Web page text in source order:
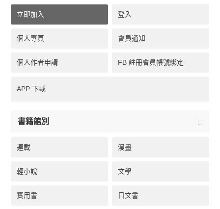
立即加入 登入
個人專頁 會員通知
個人作者申請 FB 註冊會員帳號綁定
APP 下載
書籍館別
連載 漫畫
輕小說 文學
實用書 日文書